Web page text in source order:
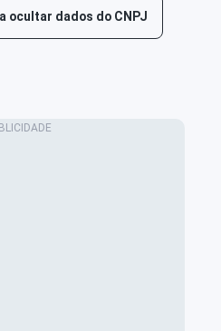
ocultar dados do CNPJ